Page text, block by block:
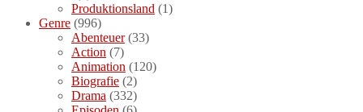
Produktionsland (1)
Genre (996)
Abenteuer(33)
Action (7)
Animation (120)
Biografie (2)
Drama (332)